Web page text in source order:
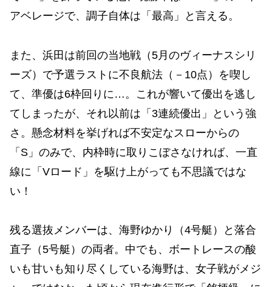
アベレージで、調子自体は「最高」と言える。
また、浜田は前回の当地戦（5月のヴィーナスシリ
ーズ）で予選ラストに不良航法（－10点）を喫し
て、準優は6枠回りに…。これが響いて優出を逃し
てしまったが、それ以前は「3連続優出」という強
さ。懸念材料を挙げれば不安定なスローからの
「S」のみで、内枠時に取りこぼさなければ、一直
線に「Vロード」を駆け上がっても不思議ではな
い！
残る選抜メンバーは、海野ゆかり（4号艇）と落合
直子（5号艇）の両者。中でも、ボートレースの酸
いも甘いも知り尽くしている海野は、女子戦がメジ